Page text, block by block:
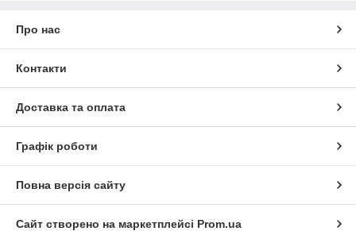
Про нас
Контакти
Доставка та оплата
Графік роботи
Повна версія сайту
Сайт створено на маркетплейсі Prom.ua